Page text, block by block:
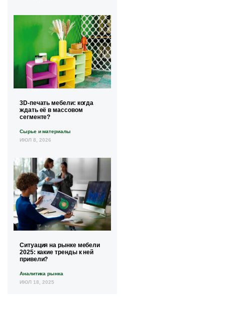
3D-печать мебели: когда
ждать её в массовом
сегменте?
Сырье и материалы
ИЮЛ 8, 2026
Ситуация на рынке мебели
2025: какие тренды к ней
привели?
Аналитика рынка
ИЮЛ 18, 2025